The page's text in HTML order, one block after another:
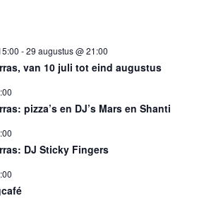
-29 augustus @ 21:00
van 10 juli tot eind augustus
pizza’s en DJ’s Mars en Shanti
DJ Sticky Fingers